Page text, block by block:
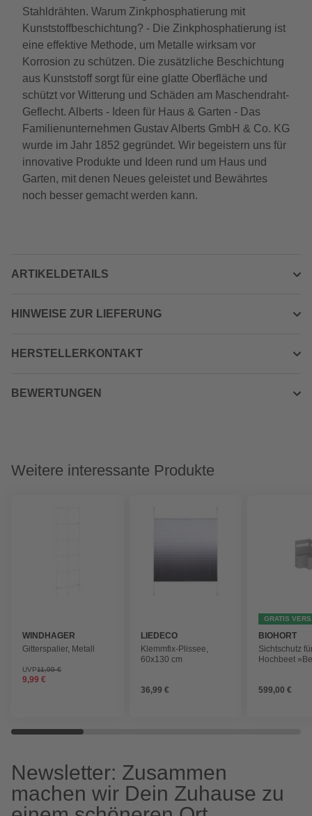
Stahldrähten. Warum Zinkphosphatierung mit
Kunststoffbeschichtung? - Die Zinkphosphatierung ist
eine effektive Methode, um Metalle wirksam vor
Korrosion zu schützen. Die zusätzliche Beschichtung
aus Kunststoff sorgt für eine glatte Oberfläche und
schützt vor Witterung und Schäden am Maschendraht-
Geflecht. Alberts - Ideen für Haus & Garten - Das
Familienunternehmen Gustav Alberts GmbH & Co. KG
wurde im Jahr 1852 gegründet. Wir begeistern uns für
innovative Produkte und Ideen rund um Haus und
Garten, mit denen Neues geleistet und Bewährtes
noch besser gemacht werden kann.
ARTIKELDETAILS
HINWEISE ZUR LIEFERUNG
HERSTELLERKONTAKT
BEWERTUNGEN
Weitere interessante Produkte
WINDHAGER
Gitterspalier, Metall
UVP11,99 €
9,99 €
LIEDECO
Klemmfix-Plissee,
60x130 cm
36,99 €
GRATIS
BIOHORT
Sichtschutz
Hochbeet
599,00 €
Newsletter: Zusammen
machen wir Dein Zuhause zu